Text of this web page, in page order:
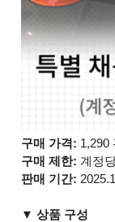
구매 가격: 1,290
구매 제한: 계정
판매 기간:
▼ 상품 구성